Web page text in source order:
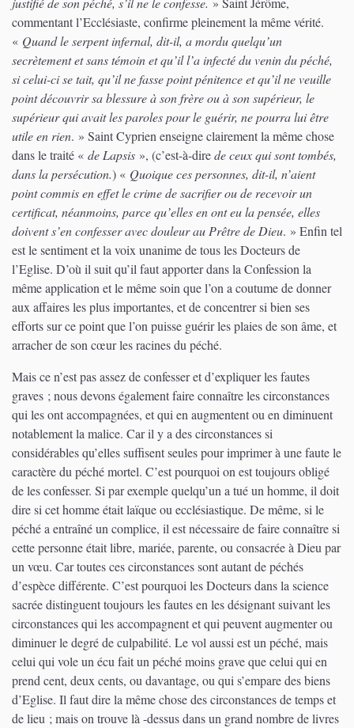
commentant l’Ecclésiaste, confirme pleinement la même vérité.
« Quand le serpent infernal, dit-il, a mordu quelqu’un
secrètement et sans témoin et qu’il l’a infecté du venin du péché,
si celui-ci se tait, qu’il ne fasse point pénitence et qu’il ne veuille
point découvrir sa blessure à son frère ou à son supérieur, le
supérieur qui avait les paroles pour le guérir, ne pourra lui être
utile en rien. » Saint Cyprien enseigne clairement la même chose
dans le traité « de Lapsis », (c’est-à-direde ceux qui sont tombés,
dans la persécution.) « Quoique ces personnes, dit-il, n’aient
point commis en effet le crime de sacrifier ou de recevoir un
certificat, néanmoins, parce qu’elles en ont eu la pensée, elles
doivent s’en confesser avec douleur au Prêtre de Dieu. » Enfin tel
est le sentiment et la voix unanime de tous les Docteurs de
l’Eglise. D’où il suit qu’il faut apporter dans la Confession la
même application et le même soin que l’on a coutume de donner
aux affaires les plus importantes, et de concentrer si bien ses
efforts sur ce point que l’on puisse guérir les plaies de son âme, et
arracher de son cœur les racines du péché.
Mais ce n’est pas assez de confesser et d’expliquer les fautes
graves ; nous devons également faire connaître les circonstances
qui les ont accompagnées, et qui en augmentent ou en diminuent
notablement la malice. Car il y a des circonstances si
considérables qu’elles suffisent seules pour imprimer à une faute le
caractère du péché mortel. C’est pourquoi on est toujours obligé
de les confesser. Si par exemple quelqu’un a tué un homme, il doit
dire si cet homme était laïque ou ecclésiastique. De même, si le
péché a entraîné un complice, il est nécessaire de faire connaître si
cette personne était libre, mariée, parente, ou consacrée à Dieu par
un vœu. Car toutes ces circonstances sont autant de péchés
d’espèce différente. C’est pourquoi les Docteurs dans la science
sacrée distinguent toujours les fautes en les désignant suivant les
circonstances qui les accompagnent et qui peuvent augmenter ou
diminuer le degré de culpabilité. Le vol aussi est un péché, mais
celui qui vole un écu fait un péché moins grave que celui qui en
prend cent, deux cents, ou davantage, ou qui s’empare des biens
d’Eglise. Il faut dire la même chose des circonstances de temps et
de lieu ; mais on trouve là -dessus dans un grand nombre de livres